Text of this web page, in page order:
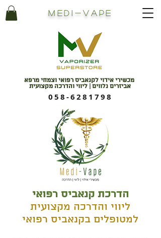
Medi- Vape
מכשירי אידוי לקנאביס רפואי וצמחי מרפא
אביזרים נלווים | ליווי והדרכה מקצועית
058-6281798
הדרכת קנאביס רפואי
ליווי והדרכה מקצועית
למטופלים בקנאביס רפואי